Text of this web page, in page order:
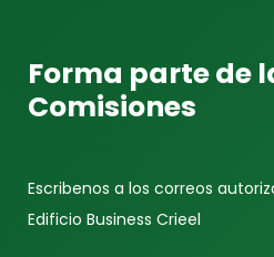
Forma parte de
Comisiones
Escribenos a los correos
Edificio Business Crieel